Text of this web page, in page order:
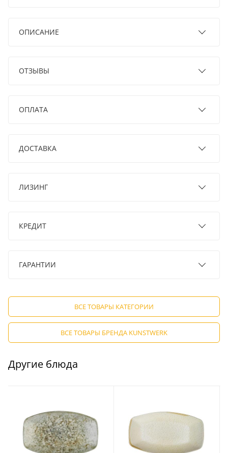
ОПИСАНИЕ
ОТЗЫВЫ
ОПЛАТА
ДОСТАВКА
ЛИЗИНГ
КРЕДИТ
ГАРАНТИИ
ВСЕ ТОВАРЫ КАТЕГОРИИ
ВСЕ ТОВАРЫ БРЕНДА KUNSTWERK
Другие блюда